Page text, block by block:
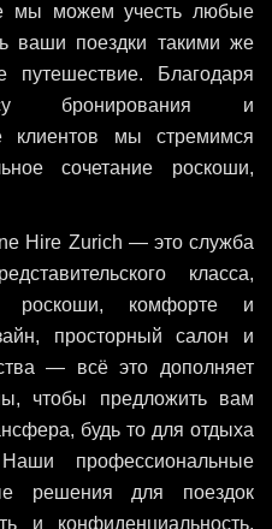
мы можем учесть любые
ваши поездки такими же
Благодаря
бронирования и
клиентов мы стремимся
сочетание роскоши,
Hire Zurich — это служба
класса,
роскоши, комфорте и
просторный салон и
— всё это дополняет
чтобы предложить вам
будь то для отдыха
профессиональные
решения для поездок
и конфиденциальность.